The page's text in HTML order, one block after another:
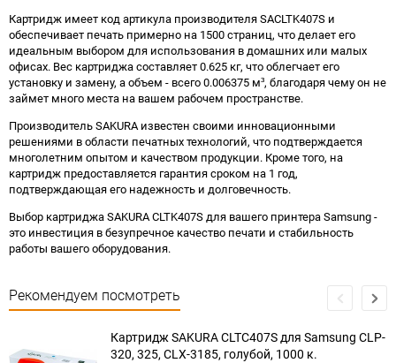
Картридж имеет код артикула производителя SACLTK407S и
обеспечивает печать примерно на 1500 страниц, что делает его
идеальным выбором для использования в домашних или малых
офисах. Вес картриджа составляет 0.625 кг, что облегчает его
установку и замену, а объем - всего 0.006375 м³, благодаря чему он не
займет много места на вашем рабочем пространстве.
Производитель SAKURA известен своими инновационными
решениями в области печатных технологий, что подтверждается
многолетним опытом и качеством продукции. Кроме того, на
картридж предоставляется гарантия сроком на 1 год,
подтверждающая его надежность и долговечность.
Выбор картриджа SAKURA CLTK407S для вашего принтера Samsung -
это инвестиция в безупречное качество печати и стабильность
работы вашего оборудования.
Рекомендуем посмотреть
Картридж SAKURA CLTC407S для Samsung CLP-
320, 325, CLX-3185, голубой, 1000 к.